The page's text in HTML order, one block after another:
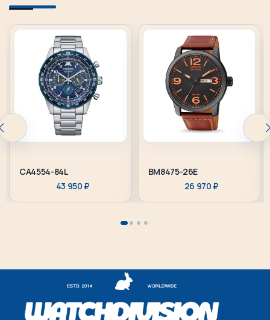
CA4554-84L
43 950 ₽
BM8475-26E
26 970 ₽